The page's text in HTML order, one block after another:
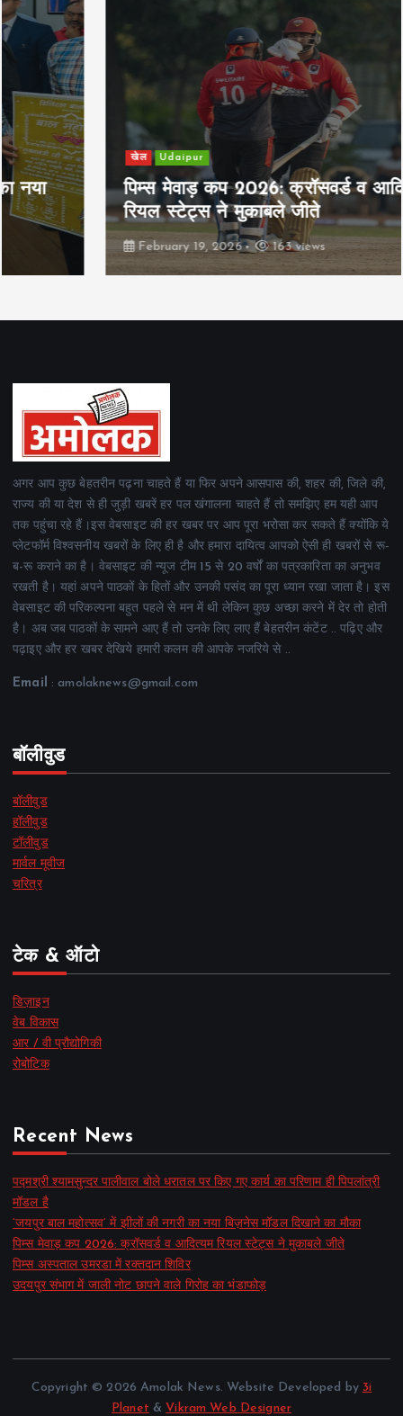
खेल Udaipur
पिम्स मेवाड़ कप 2026: क्रॉसवर्ड व आदित्यम
रियल स्टेट्स ने मुकाबले जीते
February 19, 2026 163 views
अगर आप कुछ बेहतरीन पढ़ना चाहते हैं या फिर अपने आसपास की, शहर की, जिले की,
राज्य की या देश से ही जुड़ी खबरें हर पल खंगालना चाहते हैं तो समझिए हम यही आप
तक पहुंचा रहे हैं।इस वेबसाइट की हर खबर पर आप पूरा भरोसा कर सकते हैं क्योंकि ये
प्लेटफॉर्म विश्वसनीय खबरों के लिए ही है और हमारा दायित्व आपको ऐसी ही खबरों से रू-
ब-रू कराने का है। वेबसाइट की न्यूज टीम 15 से 20 वर्षों का पत्रकारिता का अनुभव
रखती है। यहां अपने पाठकों के हितों और उनकी पसंद का पूरा ध्यान रखा जाता है। इस
वेबसाइट की परिकल्पना बहुत पहले से मन में थी लेकिन कुछ अच्छा करने में देर तो होती
है। अब जब पाठकों के सामने आए हैं तो उनके लिए लाए हैं बेहतरीन कंटेंट .. पढ़िए और
पढ़ाइए और हर खबर देखिये हमारी कलम की आपके नजरिये से ..
Email : amolaknews@gmail.com
बॉलीवुड
बॉलीवुड
हॉलीवुड
टॉलीवुड
मार्वल मूवीज
चरित्र
टेक & ऑटो
डिज़ाइन
वेब विकास
आर / वी प्रौद्योगिकी
रोबोटिक
Recent News
पद्मश्री श्यामसुन्दर पालीवाल बोले धरातल पर किए गए कार्य का परिणाम ही पिपलांत्री
मॉडल है
‘जयपुर बाल महोत्सव’ में झीलों की नगरी का नया बिज़नेस मॉडल दिखाने का मौका
पिम्स मेवाड़ कप 2026: क्रॉसवर्ड व आदित्यम रियल स्टेट्स ने मुकाबले जीते
पिम्स अस्पताल उमरडा में रक्तदान शिविर
उदयपुर संभाग में जाली नोट छापने वाले गिरोह का भंडाफोड़
Copyright © 2026 Amolak News. Website Developed by 3i
Planet & Vikram Web Designer